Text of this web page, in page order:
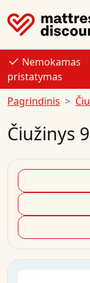
Nemokamas
pristatymas
Pagrindinis
Čiužinys